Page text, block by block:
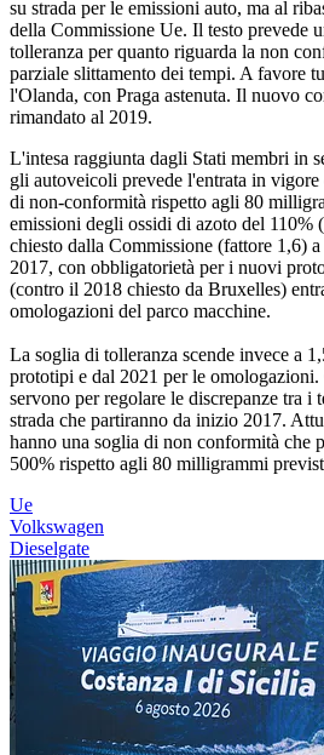
su strada per le emissioni auto, ma al
della Commissione Ue. Il testo prevede
tolleranza per quanto riguarda la non
parziale slittamento dei tempi. A favore
l'Olanda, con Praga astenuta. Il nuovo
rimandato al 2019.
L'intesa raggiunta dagli Stati membri in
gli autoveicoli prevede l'entrata in
di non-conformità rispetto agli 80
emissioni degli ossidi di azoto del 110%
chiesto dalla Commissione (fattore 1,6)
2017, con obbligatorietà per i nuovi
(contro il 2018 chiesto da Bruxelles)
omologazioni del parco macchine.
La soglia di tolleranza scende invece a
prototipi e dal 2021 per le omologazioni.
servono per regolare le discrepanze tra i
strada che partiranno da inizio 2017.
hanno una soglia di non conformità che
500% rispetto agli 80 milligrammi
Ue
Volkswagen
Dieselgate